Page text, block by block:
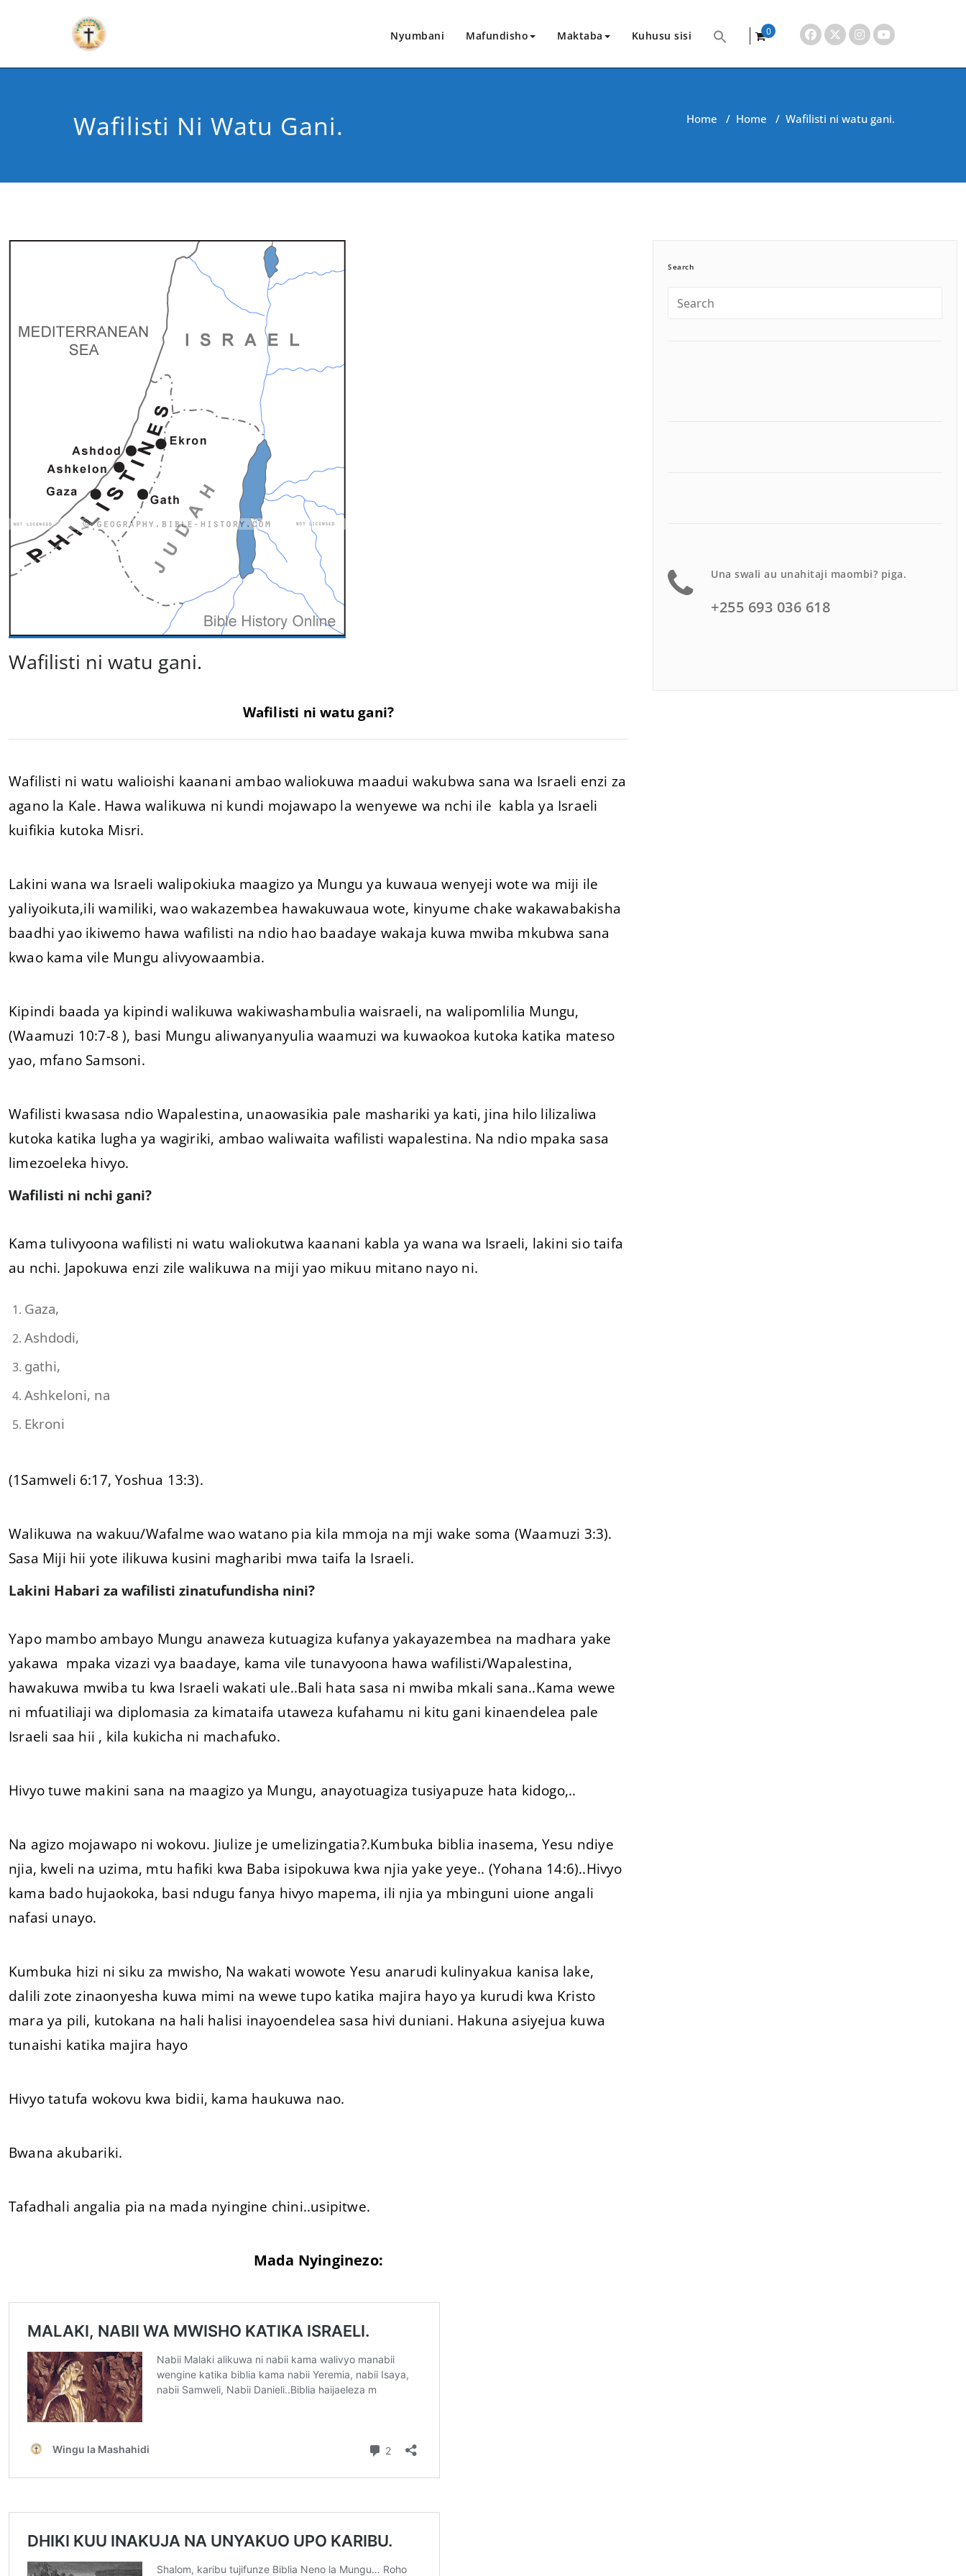
Nyumbani Mafundisho Maktaba Kuhusu sisi
0
Wafilisti Ni Watu Gani. Home / Home / Wafilisti ni watu gani.
Wafilisti ni watu gani.
Wafilisti ni watu gani?
Wafilisti ni watu walioishi kaanani ambao waliokuwa maadui wakubwa sana wa Israeli enzi za
agano la Kale. Hawa walikuwa ni kundi mojawapo la wenyewe wa nchi ile kabla ya Israeli
kuifikia kutoka Misri.
Lakini wana wa Israeli walipokiuka maagizo ya Mungu ya kuwaua wenyeji wote wa miji ile
yaliyoikuta,ili wamiliki, wao wakazembea hawakuwaua wote, kinyume chake wakawabakisha
baadhi yao ikiwemo hawa wafilisti na ndio hao baadaye wakaja kuwa mwiba mkubwa sana
kwao kama vile Mungu alivyowaambia.
Kipindi baada ya kipindi walikuwa wakiwashambulia waisraeli, na walipomlilia Mungu,
(Waamuzi 10:7-8 ), basi Mungu aliwanyanyulia waamuzi wa kuwaokoa kutoka katika mateso
yao, mfano Samsoni.
Wafilisti kwasasa ndio Wapalestina, unaowasikia pale mashariki ya kati, jina hilo lilizaliwa
kutoka katika lugha ya wagiriki, ambao waliwaita wafilisti wapalestina. Na ndio mpaka sasa
limezoeleka hivyo.
Wafilisti ni nchi gani?
Kama tulivyoona wafilisti ni watu waliokutwa kaanani kabla ya wana wa Israeli, lakini sio taifa
au nchi. Japokuwa enzi zile walikuwa na miji yao mikuu mitano nayo ni.
Gaza,
Ashdodi,
gathi,
Ashkeloni, na
Ekroni
(1Samweli 6:17, Yoshua 13:3).
Walikuwa na wakuu/Wafalme wao watano pia kila mmoja na mji wake soma (Waamuzi 3:3).
Sasa Miji hii yote ilikuwa kusini magharibi mwa taifa la Israeli.
Lakini Habari za wafilisti zinatufundisha nini?
Yapo mambo ambayo Mungu anaweza kutuagiza kufanya yakayazembea na madhara yake
yakawa mpaka vizazi vya baadaye, kama vile tunavyoona hawa wafilisti/Wapalestina,
hawakuwa mwiba tu kwa Israeli wakati ule..Bali hata sasa ni mwiba mkali sana..Kama wewe
ni mfuatiliaji wa diplomasia za kimataifa utaweza kufahamu ni kitu gani kinaendelea pale
Israeli saa hii , kila kukicha ni machafuko.
Hivyo tuwe makini sana na maagizo ya Mungu, anayotuagiza tusiyapuze hata kidogo,..
Na agizo mojawapo ni wokovu. Jiulize je umelizingatia?.Kumbuka biblia inasema, Yesu ndiye
njia, kweli na uzima, mtu hafiki kwa Baba isipokuwa kwa njia yake yeye.. (Yohana 14:6)..Hivyo
kama bado hujaokoka, basi ndugu fanya hivyo mapema, ili njia ya mbinguni uione angali
nafasi unayo.
Kumbuka hizi ni siku za mwisho, Na wakati wowote Yesu anarudi kulinyakua kanisa lake,
dalili zote zinaonyesha kuwa mimi na wewe tupo katika majira hayo ya kurudi kwa Kristo
mara ya pili, kutokana na hali halisi inayoendelea sasa hivi duniani. Hakuna asiyejua kuwa
tunaishi katika majira hayo
Hivyo tatufa wokovu kwa bidii, kama haukuwa nao.
Bwana akubariki.
Tafadhali angalia pia na mada nyingine chini..usipitwe.
Mada Nyinginezo:
Search
Una swali au unahitaji maombi? piga.
+255 693 036 618